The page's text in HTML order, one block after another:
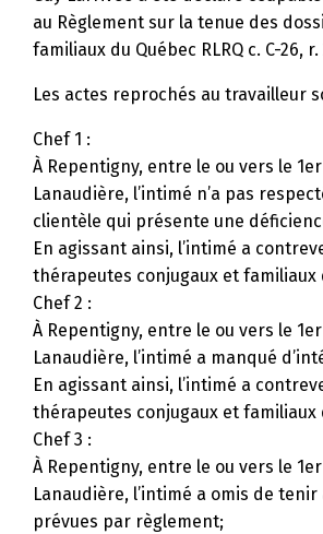
au Règlement sur la tenue des
familiaux du Québec RLRQ c. C-
Les actes reprochés au travailleur
Chef 1 :
À Repentigny, entre le ou vers le
Lanaudière, l’intimé n’a pas
clientèle qui présente une
En agissant ainsi, l’intimé a
thérapeutes conjugaux et familiaux
Chef 2 :
À Repentigny, entre le ou vers le
Lanaudière, l’intimé a manqué
En agissant ainsi, l’intimé a
thérapeutes conjugaux et familiaux
Chef 3 :
À Repentigny, entre le ou vers le
Lanaudière, l’intimé a omis de
prévues par règlement;